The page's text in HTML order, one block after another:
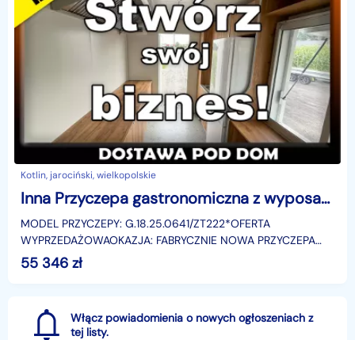
Kotlin, jarociński, wielkopolskie
Inna Przyczepa gastronomiczna z wyposażeniem 3.5 m meble prąd biznes food truck
MODEL PRZYCZEPY: G.18.25.0641/ZT222*OFERTA
WYPRZEDAŻOWAOKAZJA: FABRYCZNIE NOWA PRZYCZEPA
GASTRONOMICZNA Z WYPOSAŻENIEM 2026 – TWOJA
WIZJA, NASZA TECHNOLOGIA!To
55 346 zł
Włącz powiadomienia o nowych ogłoszeniach z
tej listy.